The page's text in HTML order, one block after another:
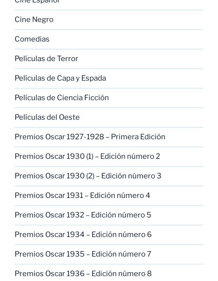
Cine Negro
Comedias
Películas de Terror
Películas de Capa y Espada
Películas de Ciencia Ficción
Películas del Oeste
Premios Oscar 1927-1928 – Primera Edición
Premios Oscar 1930 (1) – Edición número 2
Premios Oscar 1930 (2) – Edición número 3
Premios Oscar 1931 – Edición número 4
Premios Oscar 1932 – Edición número 5
Premios Oscar 1934 – Edición número 6
Premios Oscar 1935 – Edición número 7
Premios Oscar 1936 – Edición número 8